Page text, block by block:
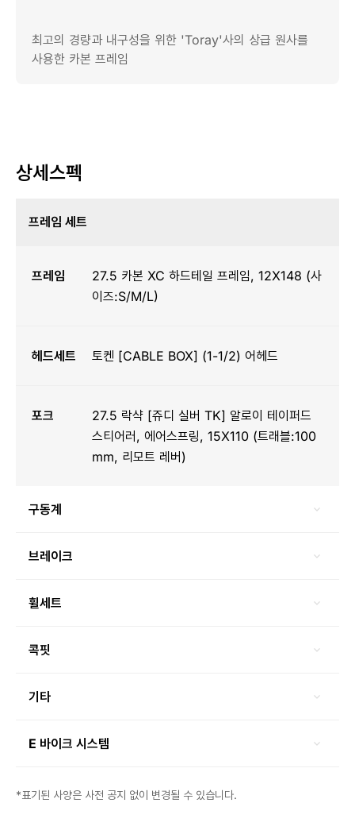
최고의 경량과 내구성을 위한 'Toray'사의 상급 원사를
사용한 카본 프레임
상세스펙
프레임 세트
프레임
27.5 카본 XC 하드테일 프레임, 12X148 (사
이즈:S/M/L)
헤드세트 토켄 [CABLE BOX] (1-1/2) 어헤드
포크
27.5 락샥 [쥬디 실버 TK] 알로이 테이퍼드
스티어러, 에어스프링, 15X110 (트래블:100
mm, 리모트 레버)
구동계
브레이크
휠세트
콕핏
기타
E 바이크 시스템
*표기된 사양은 사전 공지 없이 변경될 수 있습니다.